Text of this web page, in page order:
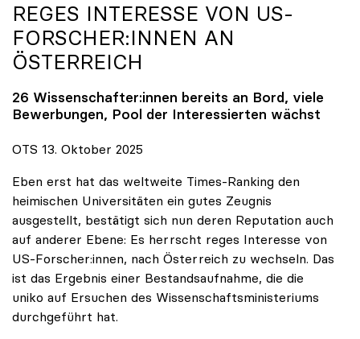
REGES INTERESSE VON US-
FORSCHER:INNEN AN
ÖSTERREICH
26 Wissenschafter:innen bereits an Bord, viele
Bewerbungen, Pool der Interessierten wächst
OTS 13. Oktober 2025
Eben erst hat das weltweite Times-Ranking den
heimischen Universitäten ein gutes Zeugnis
ausgestellt, bestätigt sich nun deren Reputation auch
auf anderer Ebene: Es herrscht reges Interesse von
US-Forscher:innen, nach Österreich zu wechseln. Das
ist das Ergebnis einer Bestandsaufnahme, die die
uniko auf Ersuchen des Wissenschaftsministeriums
durchgeführt hat.